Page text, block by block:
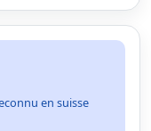
en suisse